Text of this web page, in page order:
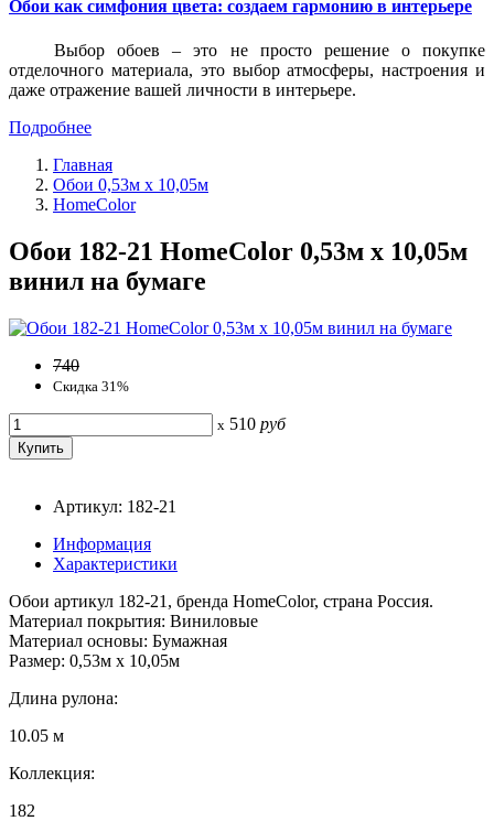
Обои как симфония цвета: создаем гармонию в интерьере
Выбор обоев – это не просто решение о покупке
отделочного материала, это выбор атмосферы, настроения и
даже отражение вашей личности в интерьере.
Подробнее
Главная
Обои 0,53м x 10,05м
HomeColor
Обои 182-21 HomeColor 0,53м x 10,05м
винил на бумаге
740
Скидка 31%
x 510 руб
Артикул: 182-21
Информация
Характеристики
Обои артикул 182-21, бренда HomeColor, страна Россия.
Материал покрытия: Виниловые
Материал основы: Бумажная
Размер: 0,53м x 10,05м
Длина рулона:
10.05 м
Коллекция:
182